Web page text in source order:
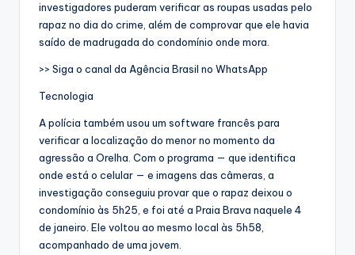
investigadores puderam verificar as roupas usadas pelo
rapaz no dia do crime, além de comprovar que ele havia
saído de madrugada do condomínio onde mora.
>> Siga o canal da Agência Brasil no WhatsApp
Tecnologia
A polícia também usou um software francês para
verificar a localização do menor no momento da
agressão a Orelha. Com o programa — que identifica
onde está o celular — e imagens das câmeras, a
investigação conseguiu provar que o rapaz deixou o
condomínio às 5h25, e foi até a Praia Brava naquele 4
de janeiro. Ele voltou ao mesmo local às 5h58,
acompanhado de uma jovem.